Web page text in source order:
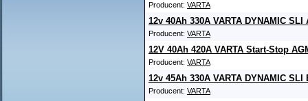
Producent: VARTA
12v 40Ah 330A VARTA DYNAMIC SLI
Producent: VARTA
12V 40Ah 420A VARTA Start-Stop
Producent: VARTA
12v 45Ah 330A VARTA DYNAMIC SLI
Producent: VARTA